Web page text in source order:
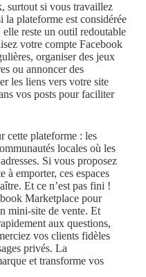
surtout si vous travaillez
la plateforme est considérée
elle reste un outil redoutable
votre compte Facebook
organiser des jeux
ou annoncer des
les liens vers votre site
vos posts pour faciliter
cette plateforme : les
locales où les
Si vous proposez
à emporter, ces espaces
Et ce n’est pas fini !
Marketplace pour
mini-site de vente. Et
aux questions,
vos clients fidèles
privés. La
et transforme vos